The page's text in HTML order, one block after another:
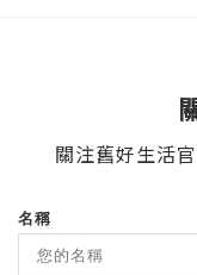
關注舊好生活
名稱